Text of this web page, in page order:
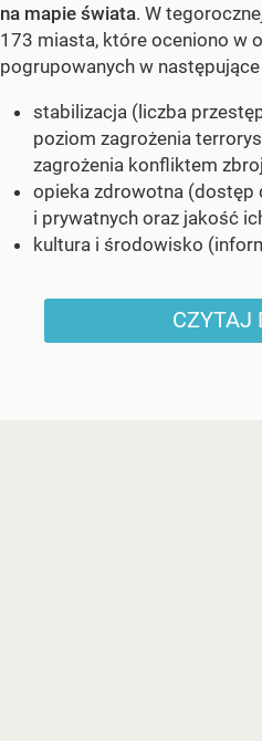
na mapie świata. W
173 miasta, które oceniono w
pogrupowanych w
stabilizacja (liczba
poziom zagrożenia
zagrożenia konfliktem
opieka zdrowotna (dostęp
i prywatnych oraz jakość
kultura i środowisko
CZYTAJ